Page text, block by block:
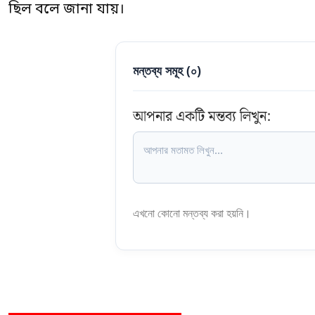
ছিল বলে জানা যায়।
মন্তব্য সমূহ (০)
আপনার একটি মন্তব্য লিখুন:
এখনো কোনো মন্তব্য করা হয়নি।